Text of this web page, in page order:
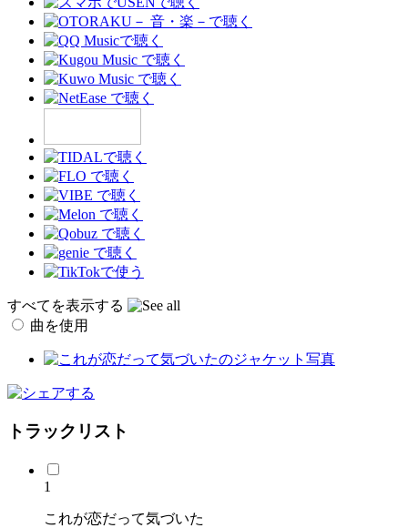
すべてを表示する
曲を使用
トラックリスト
1
これが恋だって気づいた